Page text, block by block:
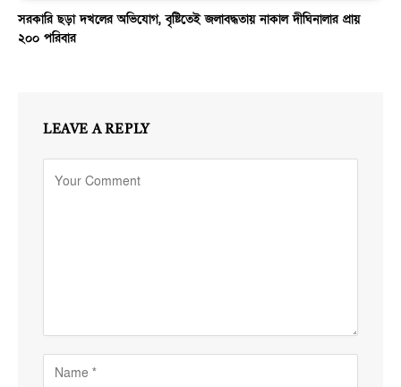
সরকারি ছড়া দখলের অভিযোগ, বৃষ্টিতেই জলাবদ্ধতায় নাকাল দীঘিনালার প্রায়
২০০ পরিবার
LEAVE A REPLY